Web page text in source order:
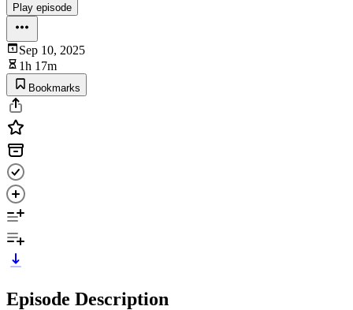
Play episode
Sep 10, 2025
1h 17m
Bookmarks
Episode Description